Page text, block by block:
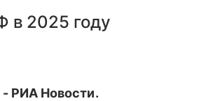
в 2025 году
РИА Новости.